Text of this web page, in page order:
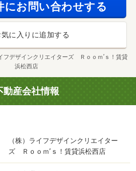
にお問い合わせする
気に入りに追加する
フデザインクリエイターズ Ｒｏｏｍ’ｓ！賃貸
浜松西店
動産会社情報
（株）ライフデザインクリエイター
ズ Ｒｏｏｍ’ｓ！賃貸浜松西店